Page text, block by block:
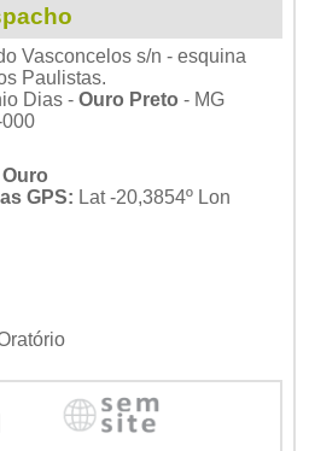
Vasconcelos s/n - esquina
Paulistas.
Dias - Ouro Preto - MG
GPS: Lat -20,3854º Lon